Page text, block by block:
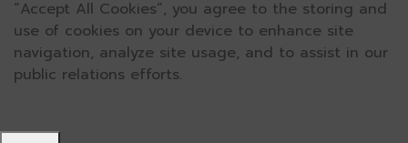
“Accept All Cookies”, you agree to the storing and
use of cookies on your device to enhance site
navigation, analyze site usage, and to assist in our
public relations efforts.